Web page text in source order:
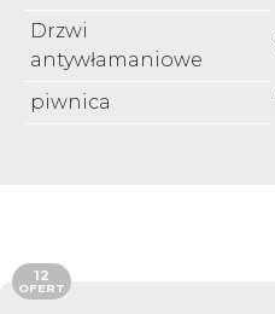
Drzwi
antywłamaniowe
piwnica
12
OFERT